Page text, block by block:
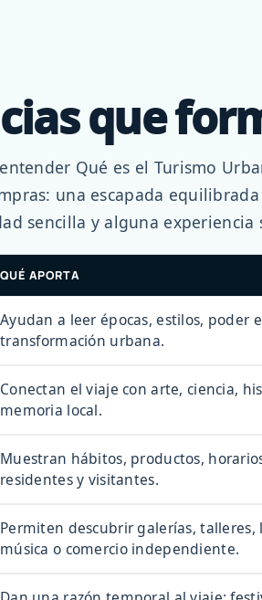
que
Qué es el Turismo
una escapada
sencilla y alguna
QUÉ APORTA
Ayudan a leer épocas, estilos, poder
transformación urbana.
Conectan el viaje con arte, ciencia,
memoria local.
Muestran hábitos, productos,
residentes y visitantes.
Permiten descubrir galerías, talleres,
música o comercio independiente.